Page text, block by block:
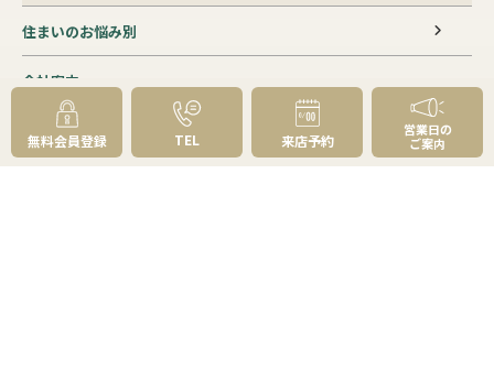
住まいのお悩み別
会社案内
会社案内TOP
私たちについて
アクセス
無料会員登録 TEL 来店予約
営業日の
ご案内